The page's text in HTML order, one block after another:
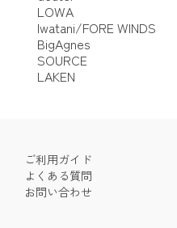
LOWA
Iwatani/FORE WINDS
BigAgnes
SOURCE
LAKEN
ご利用ガイド
よくある質問
お問い合わせ